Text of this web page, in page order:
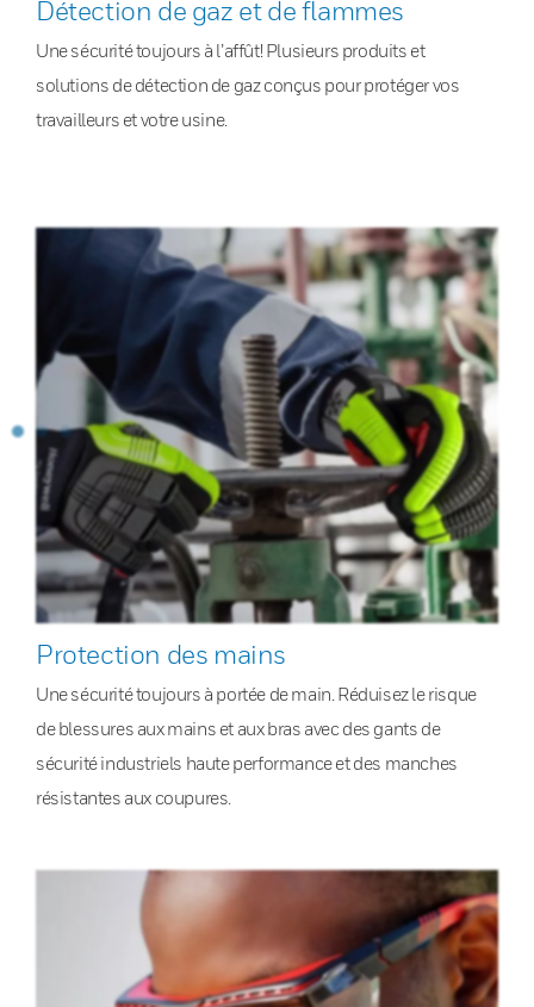
Détection de gaz et de flammes
Une sécurité toujours à l’affût! Plusieurs produits et
solutions de détection de gaz conçus pour protéger vos
travailleurs et votre usine.
Protection des mains
Une sécurité toujours à portée de main. Réduisez le risque
de blessures aux mains et aux bras avec des gants de
sécurité industriels haute performance et des manches
résistantes aux coupures.